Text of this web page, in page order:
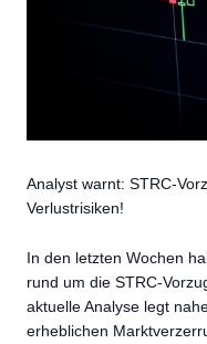
Analyst warnt: STRC-
Verlustrisiken!
In den letzten Wochen
rund um die STRC-
aktuelle Analyse legt
erheblichen